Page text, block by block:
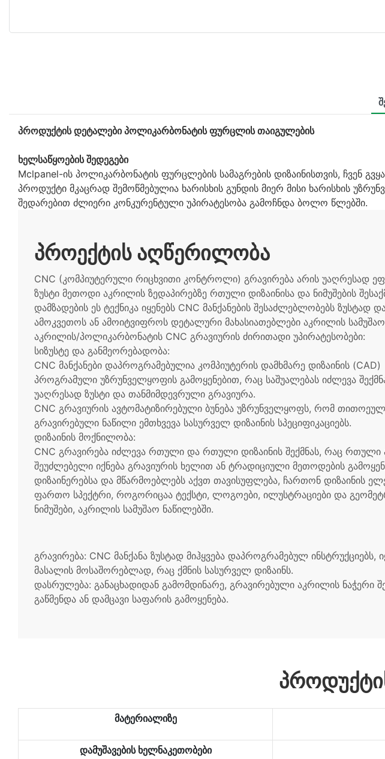
პროდუქტის დეტალები პოლიკარბონატის ფურცლის თაიგულების
ხელსაწყოების შედეგები
Mclpanel-ის პოლიკარბონატის ფურცლების სამაგრების დიზაინისთვის, ჩვენ
პროდუქტი მკაცრად შემოწმებულია ხარისხის გუნდის მიერ მისი ხარისხის
შედარებით ძლიერი კონკურენტული უპირატესობა გამოჩნდა ბოლო წლებში.
ᲞᲠᲝᲔᲥᲢᲘᲡ ᲐᲦᲬᲔᲠᲘᲚᲝᲑᲐ
CNC (კომპიუტერული რიცხვითი კონტროლი) გრავირება არის უაღრესად
ზუსტი მეთოდი აკრილის ზედაპირებზე რთული დიზაინისა და ნიმუშების
დამზადების ეს ტექნიკა იყენებს CNC მანქანების შესაძლებლობებს ზუსტად
ამოკვეთოს ან ამოიტვიფროს დეტალური მახასიათებლები აკრილის სამუშაო
აკრილის/პოლიკარბონატის CNC გრავიურის ძირითადი უპირატესობები:
სიზუსტე და განმეორებადობა:
CNC მანქანები დაპროგრამებულია კომპიუტერის დამხმარე დიზაინის (CAD)
პროგრამული უზრუნველყოფის გამოყენებით, რაც საშუალებას იძლევა
უაღრესად ზუსტი და თანმიმდევრული გრავიურა.
CNC გრავიურის ავტომატიზირებული ბუნება უზრუნველყოფს, რომ
გრავირებული ნაწილი ემთხვევა სასურველ დიზაინის სპეციფიკაციებს.
დიზაინის მოქნილობა:
CNC გრავირება იძლევა რთული და რთული დიზაინის შექმნას, რაც რთული
შეუძლებელი იქნება გრავიურის ხელით ან ტრადიციული მეთოდების
დიზაინერებსა და მწარმოებლებს აქვთ თავისუფლება, ჩართონ დიზაინის
ფართო სპექტრი, როგორიცაა ტექსტი, ლოგოები, ილუსტრაციები და
ნიმუშები, აკრილის სამუშაო ნაწილებში.
გრავირება: CNC მანქანა ზუსტად მიჰყვება დაპროგრამებულ
მასალის მოსაშორებლად, რაც ქმნის სასურველ დიზაინს.
დასრულება: განაცხადიდან გამომდინარე, გრავირებული აკრილის ნაჭერი
გაწმენდა ან დამცავი საფარის გამოყენება.
მატერიალიზე
დამუშავების ხელნაკეთობები